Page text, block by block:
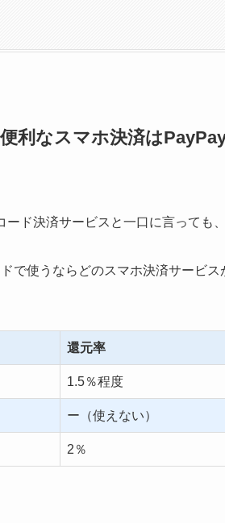
利なスマホ決済は
ード決済サービスと一口に言っても
で使うならどのスマホ決済サービ
還元率
1.5％程度
ー（使えない）
2％